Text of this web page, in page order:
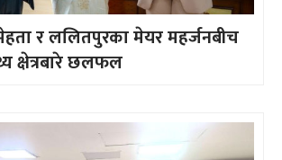
मेहता र ललितपुरका मेयर महर्जनबीच
क्षेत्रबारे छलफल